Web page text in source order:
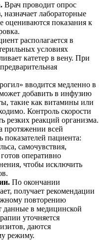
Врач проводит опрос
назначает лабораторные
оцениваются показания к
располагается в
условиях
катетер в вену. При
вводится медленно в
добавить в инфузию
такие как витамины или
Контроль скорости
резких реакций организма.
протяжении всей
показателей пациента:
самочувствия,
оперативно
чтобы исключить
По окончании
получает рекомендации
повторению
данные в медицинской
уточняется
даются
режиму.